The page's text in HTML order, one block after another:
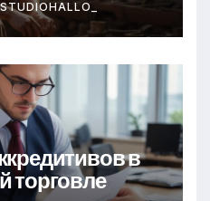
STUDIOHALLO_
в
торговле